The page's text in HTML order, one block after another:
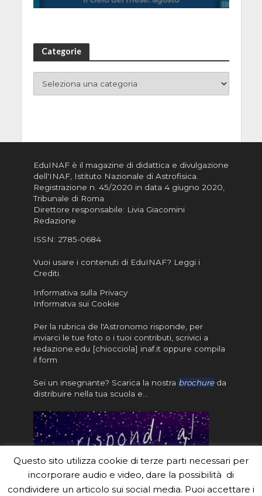
Categorie
EduINAF è il magazine di didattica e divulgazione
dell'INAF, Istituto Nazionale di Astrofisica
Registrazione n. 45/2020 in data 4 giugno 2020,
Tribunale di Roma
Direttore responsabile: Livia Giacomini
Redazione
ISSN: 2785-0684
Vuoi usare i contenuti di EduINAF? Leggi i
Crediti.
Informativa sulla Privacy
Informatva sui Cookie
Per la rubrica de l'Astronomo risponde, per
inviarci le tue foto o i tuoi contributi, scrivici a
redazione.edu [chiocciola] inaf.it oppure compila
il form
Sei un insegnante? Scarica la nostra brochureda
distribuire nella tua scuola e…
Questo sito utilizza cookie di terze parti necessari per
incorporare audio e video, dare la possibilità di
condividere un articolo sui social media. Puoi accettare i